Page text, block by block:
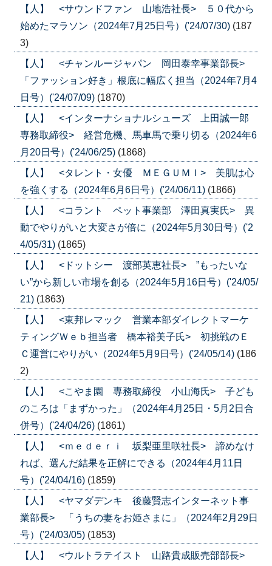
【人】 <サウンドファン 山地浩社長> ５０代から
始めたマラソン（2024年7月25日号）('24/07/30) (187
3)
【人】 <チャンルージャパン 岡田泰幸事業部長>
「ファッション好き」根底に幅広く担当（2024年7月4
日号）('24/07/09) (1870)
【人】 <インターナショナルシューズ 上田誠一郎
専務取締役> 経営危機、馬車馬で乗り切る（2024年6
月20日号）('24/06/25) (1868)
【人】 <タレント・女優 ＭＥＧＵＭＩ> 美肌は心
を強くする（2024年6月6日号）('24/06/11) (1866)
【人】 <コラント ペット事業部 澤田真実氏> 異
動でやりがいと大変さが倍に（2024年5月30日号）('2
4/05/31) (1865)
【人】 <ドットシー 渡部英恵社長> ”もったいな
い”から新しい市場を創る（2024年5月16日号）('24/05/
21) (1863)
【人】 <東邦レマック 営業本部ダイレクトマーケ
ティングＷｅｂ担当者 橋本裕美子氏> 初挑戦のＥ
Ｃ運営にやりがい（2024年5月9日号）('24/05/14) (186
2)
【人】 <こやま園 専務取締役 小山海氏> 子ども
のころは「まずかった」（2024年4月25日・5月2日合
併号）('24/04/26) (1861)
【人】 <ｍｅｄｅｒｉ 坂梨亜里咲社長> 諦めなけ
れば、選んだ結果を正解にできる（2024年4月11日
号）('24/04/16) (1859)
【人】 <ヤマダデンキ 後藤賢志インターネット事
業部長> 「うちの妻をお姫さまに」（2024年2月29日
号）('24/03/05) (1853)
【人】 <ウルトラテイスト 山路貴成販売部部長>